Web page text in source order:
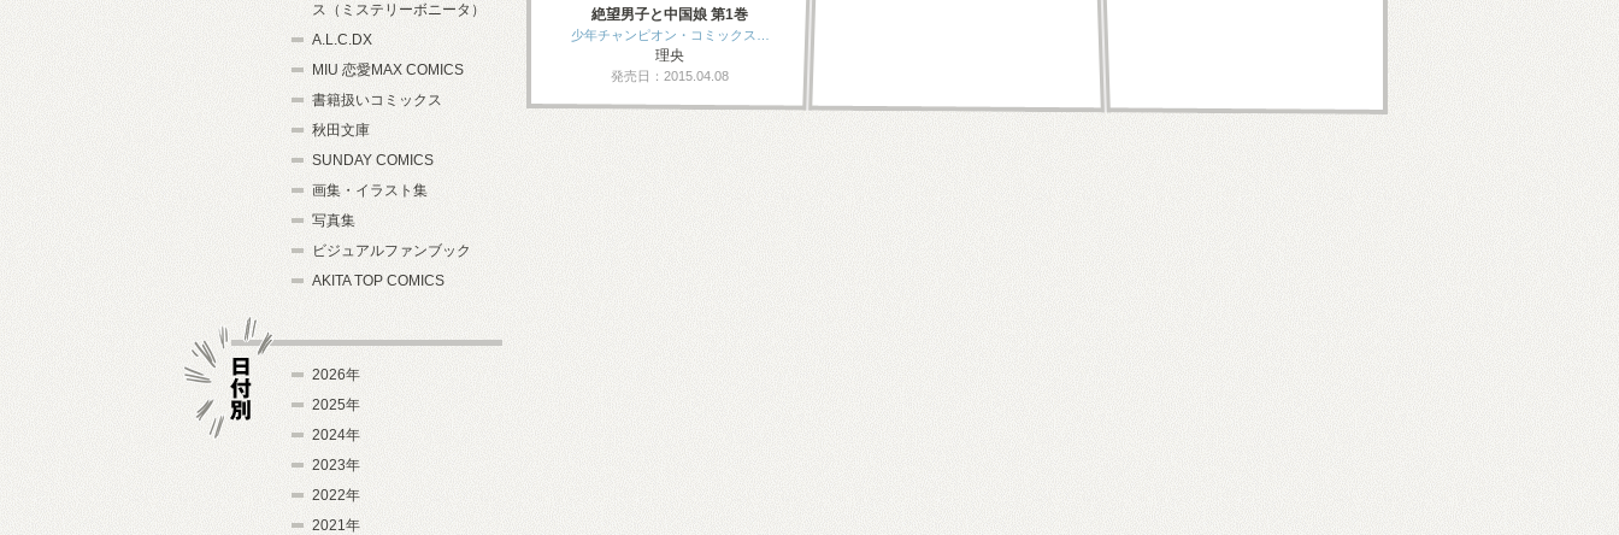
絶望男子と中国娘 第1巻
少年チャンピオン・コミックス…
理央
発売日：2015.04.08
ス（ミステリーボニータ）
A.L.C.DX
MIU 恋愛MAX COMICS
書籍扱いコミックス
秋田文庫
SUNDAY COMICS
画集・イラスト集
写真集
ビジュアルファンブック
AKITA TOP COMICS
2026年
2025年
2024年
2023年
2022年
2021年